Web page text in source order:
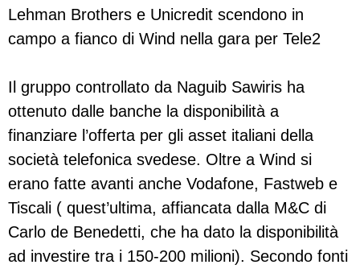
Lehman Brothers e Unicredit scendono in
campo a fianco di Wind nella gara per Tele2
Il gruppo controllato da Naguib Sawiris ha
ottenuto dalle banche la disponibilità a
finanziare l’offerta per gli asset italiani della
società telefonica svedese. Oltre a Wind si
erano fatte avanti anche Vodafone, Fastweb e
Tiscali ( quest’ultima, affiancata dalla M&C di
Carlo de Benedetti, che ha dato la disponibilità
ad investire tra i 150-200 milioni). Secondo fonti